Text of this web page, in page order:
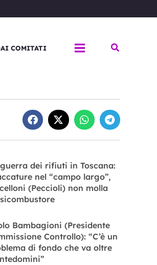
COMITATI Cerca
dei rifiuti in Toscana:
nel “campo largo”,
(Peccioli) non molla
Bambagioni (Presidente
Controllo): “C’è un
di fondo che va oltre